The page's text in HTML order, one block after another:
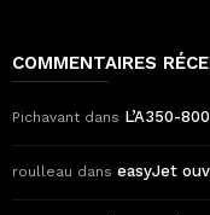
COMMENTAIRES
Pichavant dans L’A350-
roulleau dans easyJet